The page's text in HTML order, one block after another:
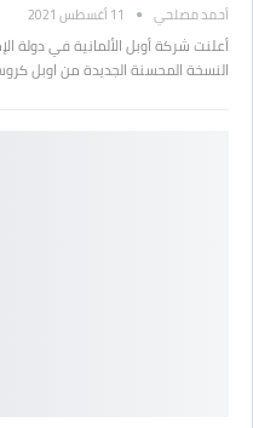
أحمد مصلحي 11 أغسطس 2021
أعلنت شركة أوبل الألمانية في دولة
النسخة المحسنة الجديدة من اوبل